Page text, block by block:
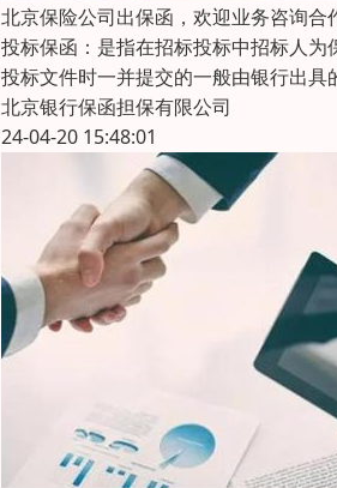
北京保险公司出保函，欢迎业务咨询合
投标保函：是指在招标投标中招标人
投标文件时一并提交的一般由银行出
北京银行保函担保有限公司
24-04-20 15:48:01